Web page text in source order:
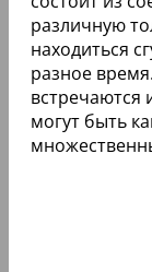
различную
находиться
разное
встречаются
могут быть